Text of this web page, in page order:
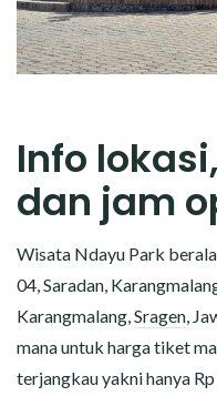
Info
dan jam
Wisata Ndayu Park
04, Saradan,
Karangmalang, Sragen ,
mana untuk harga tiket
terjangkau yakni hanya